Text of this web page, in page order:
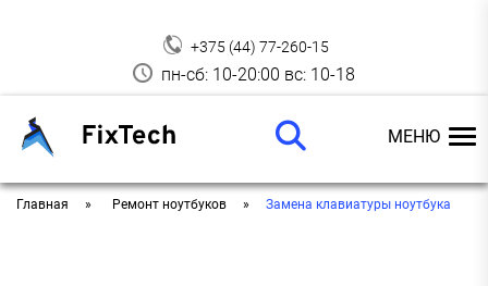
+375 (44) 77-260-15
пн-сб: 10-20:00 вс: 10-18
МЕНЮ
Главная Ремонт ноутбуков Замена клавиатуры ноутбука